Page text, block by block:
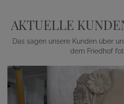
AKTUELLE
Das sagen unsere Kunden über
dem Friedhof